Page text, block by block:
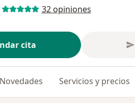
32 opiniones
cita
Novedades Servicios y precios